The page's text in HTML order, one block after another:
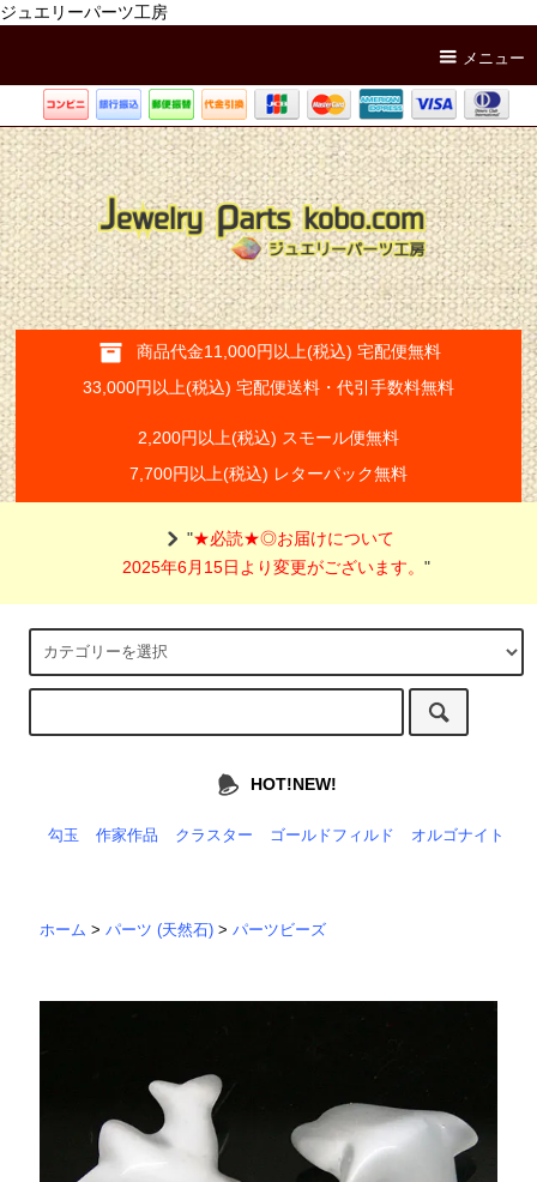
ジュエリーパーツ工房
メニュー
商品代金11,000円以上(税込) 宅配便無料
33,000円以上(税込) 宅配便送料・代引手数料無料
2,200円以上(税込) スモール便無料
7,700円以上(税込) レターパック無料
"★必読★◎お届けについて
2025年6月15日より変更がございます。"
HOT!NEW!
勾玉 作家作品 クラスター ゴールドフィルド オルゴナイト
ホーム >パーツ (天然石) >パーツビーズ